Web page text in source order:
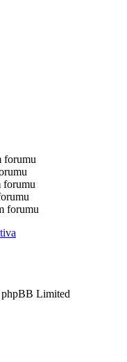
forumu
forumu
forumu
Limited